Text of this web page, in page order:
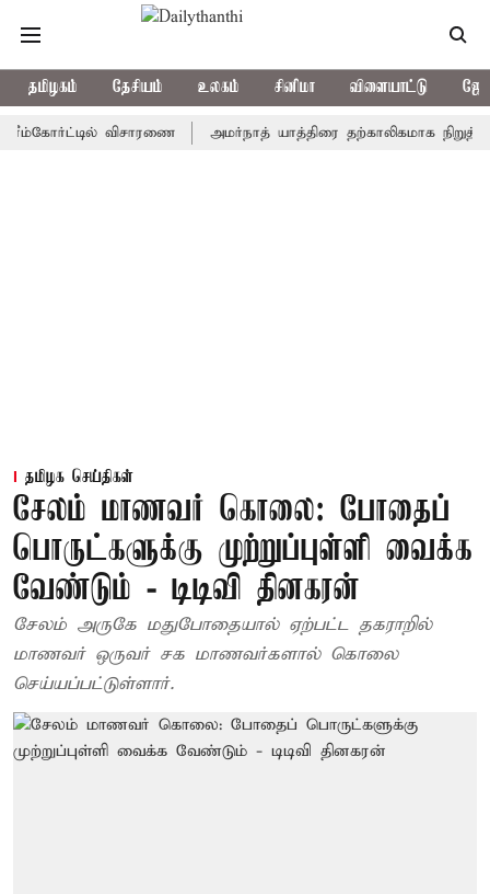
தமிழகம் தேசியம் உலகம் சினிமா விளையாட்டு
விசாரணை அமர்நாத் யாத்திரை தற்காலிகமாக நிறுத்தம்
தமிழக செய்திகள்
சேலம் மாணவர் கொலை: போதைப்
பொருட்களுக்கு முற்றுப்புள்ளி வைக்க
வேண்டும் - டிடிவி தினகரன்
சேலம் அருகே மதுபோதையால் ஏற்பட்ட தகராறில்
மாணவர் ஒருவர் சக மாணவர்களால் கொலை
செய்யப்பட்டுள்ளார்.